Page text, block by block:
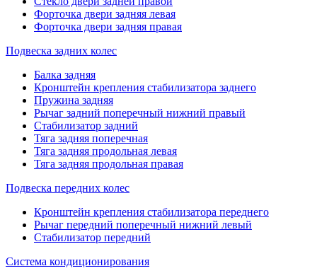
Форточка двери задняя левая
Форточка двери задняя правая
Подвеска задних колес
Балка задняя
Кронштейн крепления стабилизатора заднего
Пружина задняя
Рычаг задний поперечный нижний правый
Стабилизатор задний
Тяга задняя поперечная
Тяга задняя продольная левая
Тяга задняя продольная правая
Подвеска передних колес
Кронштейн крепления стабилизатора переднего
Рычаг передний поперечный нижний левый
Стабилизатор передний
Система кондиционирования